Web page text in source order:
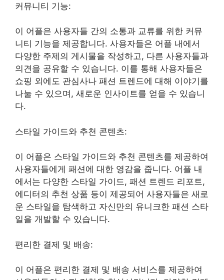
커뮤니티 기능:
이 어플은 사용자들 간의 소통과 교류를 위한 커뮤
니티 기능을 제공합니다. 사용자들은 어플 내에서
다양한 주제의 게시물을 작성하고, 다른 사용자들과
의견을 공유할 수 있습니다. 이를 통해 사용자들은
쇼핑 외에도 관심사나 패션 트렌드에 대해 이야기를
나눌 수 있으며, 새로운 인사이트를 얻을 수 있습니
다.
스타일 가이드와 추천 콘텐츠:
이 어플은 스타일 가이드와 추천 콘텐츠를 제공하여
사용자들에게 패션에 대한 영감을 줍니다. 어플 내
에서는 다양한 스타일 가이드, 패션 트렌드 리포트,
에디터의 추천 상품 등이 제공되어 사용자들은 새로
운 스타일을 탐색하고 자신만의 유니크한 패션 스타
일을 개발할 수 있습니다.
편리한 결제 및 배송:
이 어플은 편리한 결제 및 배송 서비스를 제공하여